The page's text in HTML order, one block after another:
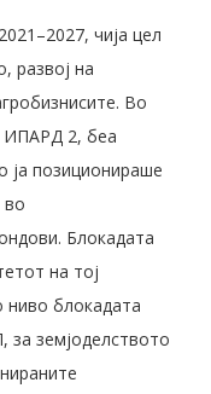
чија цел
развој на
Во
ИПАРД 2, беа
ја позиционираше
во
Блокадата
на тој
ниво блокадата
за земјоделството